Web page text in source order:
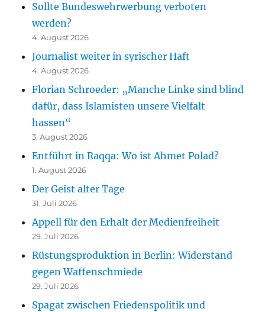
Sollte Bundeswehrwerbung verboten
werden?
4. August 2026
Journalist weiter in syrischer Haft
4. August 2026
Florian Schroeder: „Manche Linke sind blind
dafür, dass Islamisten unsere Vielfalt
hassen“
3. August 2026
Entführt in Raqqa: Wo ist Ahmet Polad?
1. August 2026
Der Geist alter Tage
31. Juli 2026
Appell für den Erhalt der Medienfreiheit
29. Juli 2026
Rüstungsproduktion in Berlin: Widerstand
gegen Waffenschmiede
29. Juli 2026
Spagat zwischen Friedenspolitik und